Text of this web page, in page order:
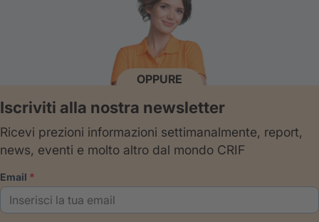
OPPURE
Iscriviti alla nostra newsletter
Ricevi prezioni informazioni settimanalmente, report,
news, eventi e molto altro dal mondo CRIF
email